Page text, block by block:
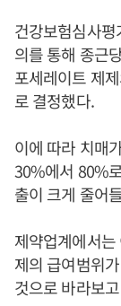
건강보험심사
의를 통해 종근
포세레이트 제
로 결정했다.
이에 따라 치매
30%에서 80%
출이 크게 줄어
제약업계에서
제의 급여범위
것으로 바라보